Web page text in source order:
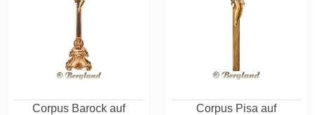
Corpus Barock auf
Corpus Pisa auf